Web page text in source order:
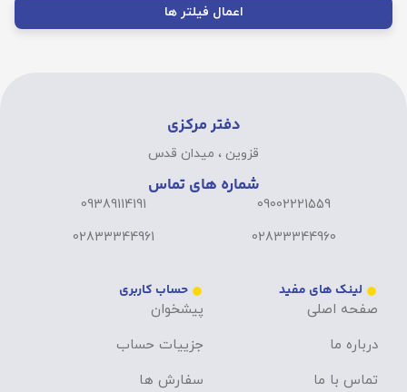
اعمال فیلتر ها
دفتر مرکزی
قزوین ، میدان قدس
شماره های تماس
09002221559
02833344960
09389114191
02833344961
لینک های مفید
صفحه اصلی
درباره ما
تماس با ما
حساب کاربری
پیشخوان
جزییات حساب
سفارش ها